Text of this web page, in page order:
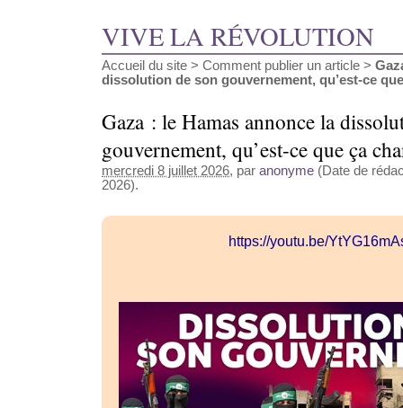
VIVE LA RÉVOLUTION
Accueil du site > Comment publier un article >
dissolution de son gouvernement, qu’est-ce
Gaza : le Hamas annonce la
gouvernement, qu’est-ce que ça
mercredi 8 juillet 2026, par anonyme (Date de
2026).
https://youtu.be/